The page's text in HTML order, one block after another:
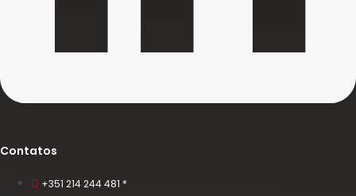
Contatos
+351 214 244 481 *